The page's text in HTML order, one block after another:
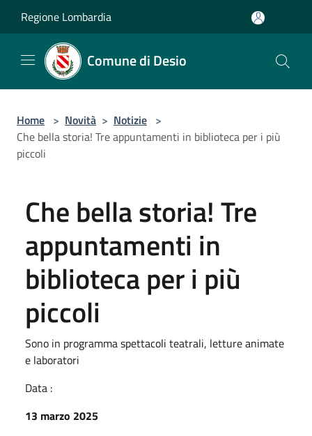
Regione Lombardia
Comune di Desio
Home > Novità > Notizie >
Che bella storia! Tre appuntamenti in biblioteca per i più
piccoli
Che bella storia! Tre
appuntamenti in
biblioteca per i più
piccoli
Sono in programma spettacoli teatrali, letture animate
e laboratori
Data :
13 marzo 2025